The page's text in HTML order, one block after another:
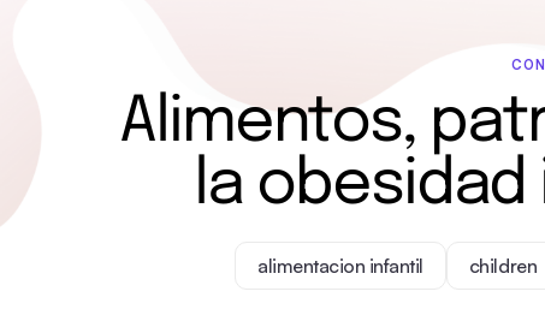
Alimentos,
la
alimentacion infantil children